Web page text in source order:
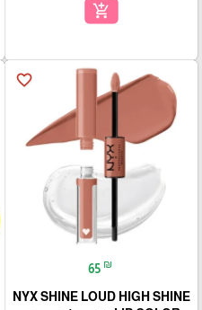
add_shopping_cart
favorite_border
65 ₪
NYX SHINE LOUD HIGH SHINE